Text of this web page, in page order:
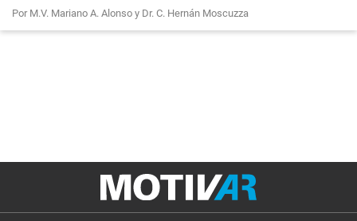
Por M.V. Mariano A. Alonso y Dr. C. Hernán Moscuzza